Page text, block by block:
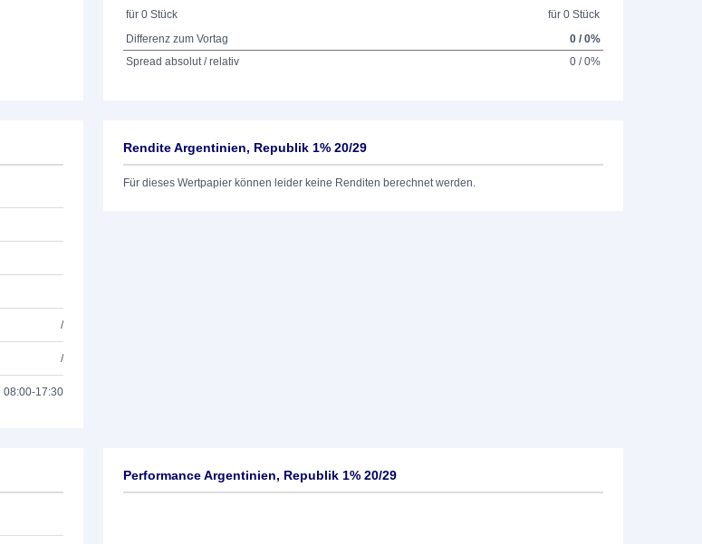
für 0 Stück
für 0 Stück
Differenz zum Vortag
0 / 0%
Spread absolut / relativ
0 / 0%
/
/
08:00-17:30
Rendite Argentinien, Republik 1% 20/29
Für dieses Wertpapier können leider keine Renditen berechnet werden.
Performance Argentinien, Republik 1% 20/29